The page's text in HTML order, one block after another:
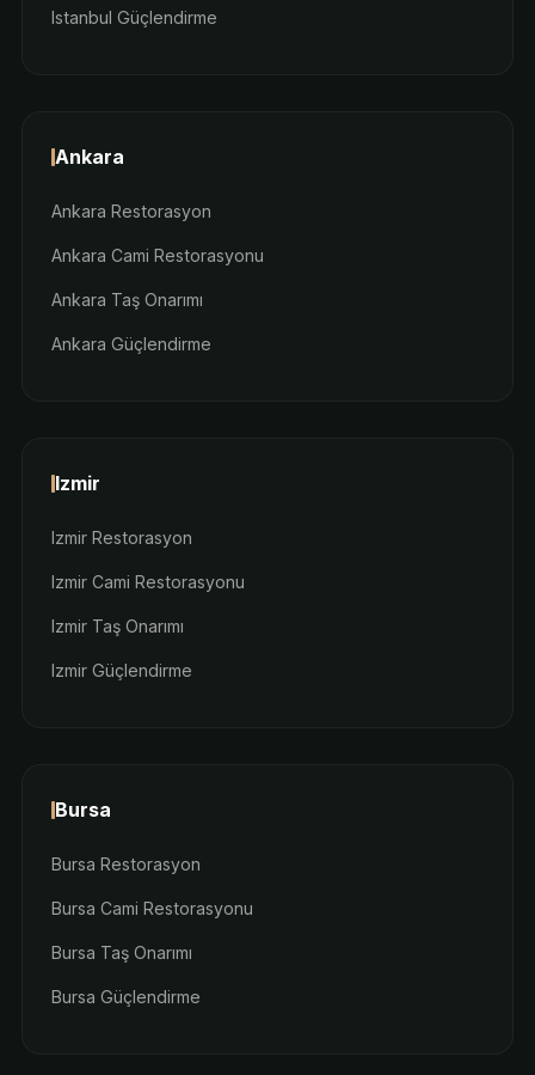
Istanbul Güçlendirme
Ankara
Ankara Restorasyon
Ankara Cami Restorasyonu
Ankara Taş Onarımı
Ankara Güçlendirme
Izmir
Izmir Restorasyon
Izmir Cami Restorasyonu
Izmir Taş Onarımı
Izmir Güçlendirme
Bursa
Bursa Restorasyon
Bursa Cami Restorasyonu
Bursa Taş Onarımı
Bursa Güçlendirme